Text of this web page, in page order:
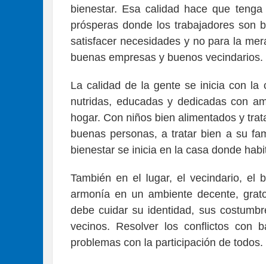
bienestar. Esa calidad hace que
prósperas donde los trabajadores son
satisfacer necesidades y no para la
buenas empresas y buenos vecindarios.
La calidad de la gente se inicia con la
nutridas, educadas y dedicadas con
hogar. Con niños bien alimentados y
buenas personas, a tratar bien a su
bienestar se inicia en la casa donde
También en el lugar, el vecindario, el
armonía en un ambiente decente,
debe cuidar su identidad, sus
vecinos. Resolver los conflictos con
problemas con la participación de todos.